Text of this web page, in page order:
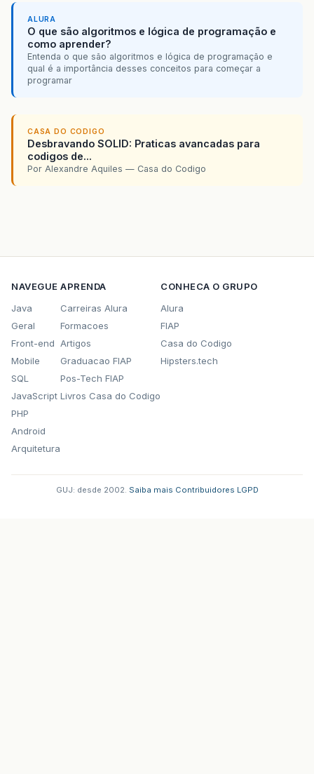
ALURA
O que são algoritmos e lógica de programação e
como aprender?
Entenda o que são algoritmos e lógica de programação e
qual é a importância desses conceitos para começar a
programar
CASA DO CODIGO
Desbravando SOLID: Praticas avancadas para
codigos de...
Por Alexandre Aquiles — Casa do Codigo
NAVEGUE
Java
Geral
Front-end
Mobile
SQL
JavaScript
PHP
Android
Arquitetura
APRENDA
Carreiras Alura
Formacoes
Artigos
Graduacao FIAP
Pos-Tech FIAP
Livros Casa do Codigo
CONHECA O GRUPO
Alura
FIAP
Casa do Codigo
Hipsters.tech
GUJ: desde 2002. Saiba mais Contribuidores LGPD